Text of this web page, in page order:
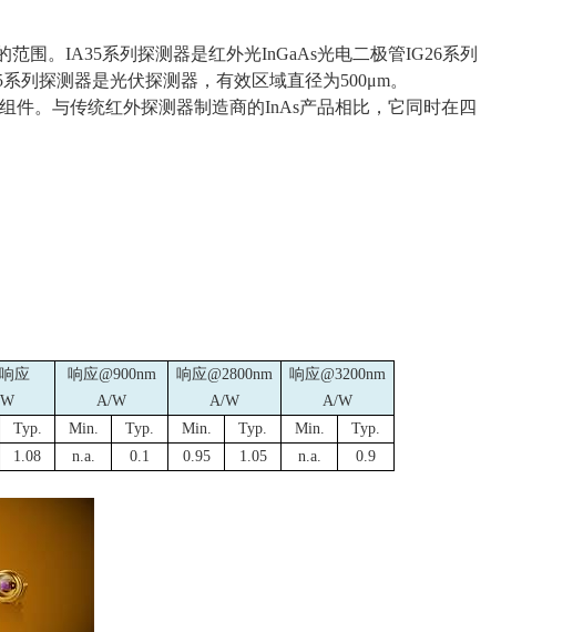
范围。 IA35系列探测器是红外光InGaAs光电二极管IG26系列
系列探测器是光伏探测器，有效区域直径为500μm。
件。与传统红外探测器制造商的InAs产品相比，它同时在四
应
响应@900nm
A/W
响应@2800nm
A/W
响应@3200nm
A/W
Typ. Min. Typ. Min. Typ. Min.
Typ.
1.08 n.a. 0.1 0.95 1.05 n.a. 0.9